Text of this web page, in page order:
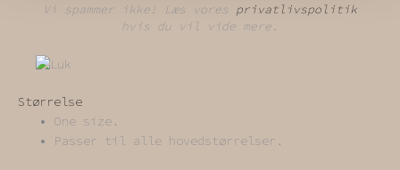
Vi spammer ikke! Læs vores privatlivspolitik
hvis du vil vide mere.
Størrelse
One size.
Passer til alle hovedstørrelser.